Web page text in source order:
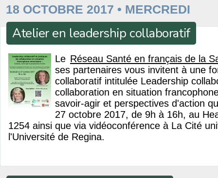
18 OCTOBRE 2017 • MERCREDI
Atelier en leadership collaboratif
Le Réseau Santé en français de la
ses partenaires vous invitent à une
collaboratif intitulée Leadership
collaboration en situation
savoir-agir et perspectives d'action
27 octobre 2017, de 9h à 16h, au
1254 ainsi que via vidéoconférence à La Cité
l'Université de Regina.